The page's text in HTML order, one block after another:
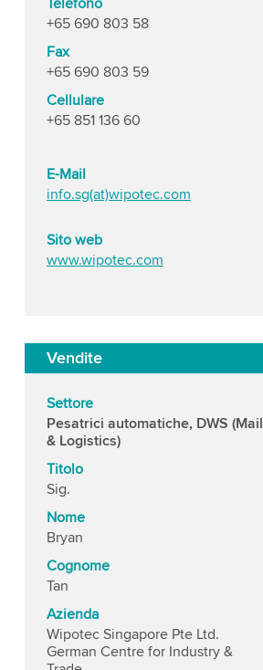
Telefono
+65 690 803 58
Fax
+65 690 803 59
Cellulare
+65 851 136 60
E-Mail
info.sg(at)wipotec.com
Sito web
www.wipotec.com
Vendite
Settore
Pesatrici automatiche, DWS (Mail
& Logistics)
Titolo
Sig.
Nome
Bryan
Cognome
Tan
Azienda
Wipotec Singapore Pte Ltd.
German Centre for Industry &